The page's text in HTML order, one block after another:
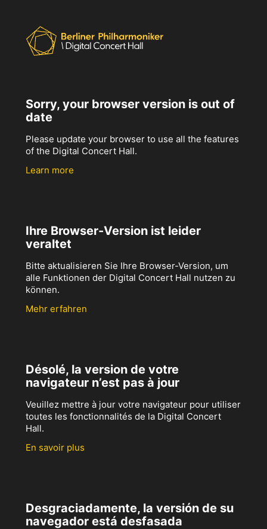
Sorry, your browser version is out of
date
Please update your browser to use all the features
of the Digital Concert Hall.
Learn more
Ihre Browser-Version ist leider
veraltet
Bitte aktualisieren Sie Ihre Browser-Version, um
alle Funktionen der Digital Concert Hall nutzen zu
können.
Mehr erfahren
Désolé, la version de votre
navigateur n’est pas à jour
Veuillez mettre à jour votre navigateur pour utiliser
toutes les fonctionnalités de la Digital Concert
Hall.
En savoir plus
Desgraciadamente, la versión de su
navegador está desfasada